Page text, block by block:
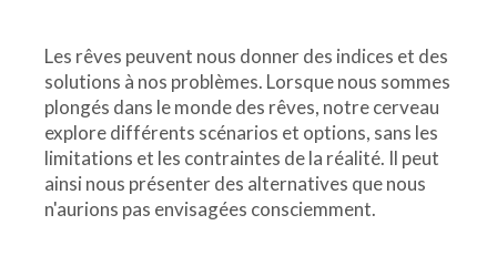
Les rêves peuvent nous donner des indices et des
solutions à nos problèmes. Lorsque nous sommes
plongés dans le monde des rêves, notre cerveau
explore différents scénarios et options, sans les
limitations et les contraintes de la réalité. Il peut
ainsi nous présenter des alternatives que nous
n'aurions pas envisagées consciemment.